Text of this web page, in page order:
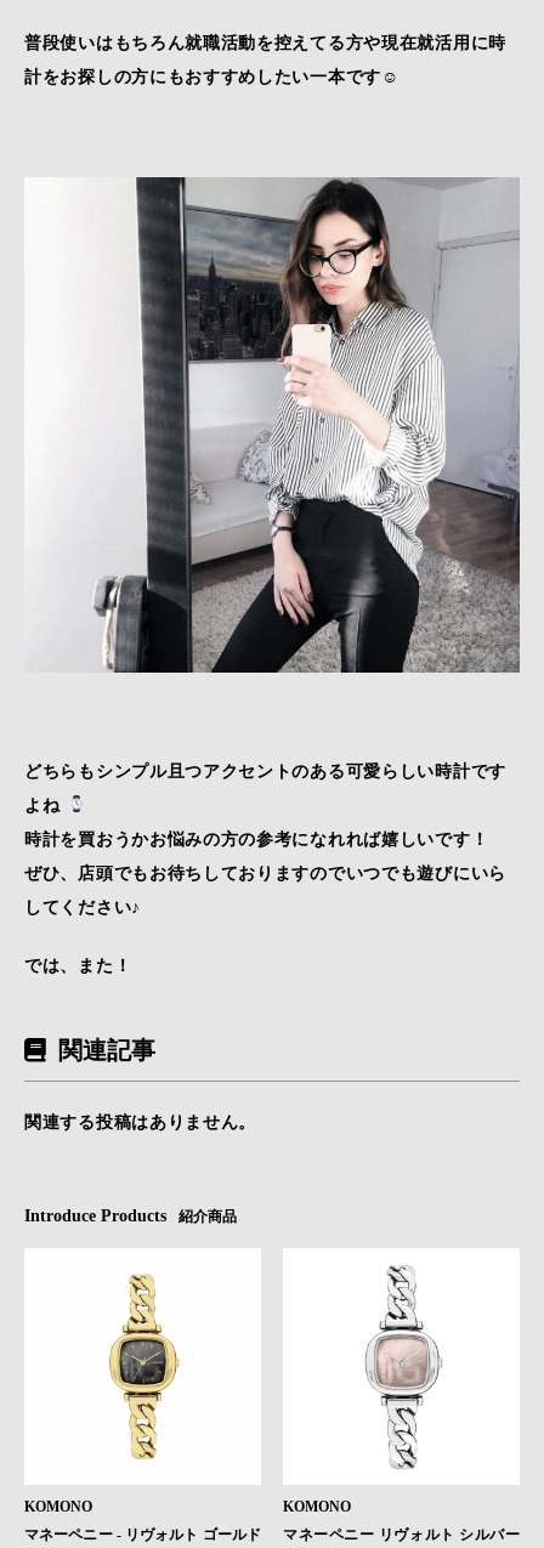
普段使いはもちろん就職活動を控えてる方や現在就活用に時
計をお探しの方にもおすすめしたい一本です☺
どちらもシンプル且つアクセントのある可愛らしい時計です
よね
時計を買おうかお悩みの方の参考になれれば嬉しいです！
ぜひ、店頭でもお待ちしておりますのでいつでも遊びにいら
してください♪
では、また！
関連記事
関連する投稿はありません。
Introduce Products 紹介商品
KOMONO
マネーペニー - リヴォルト ゴールド
KOMONO
マネーペニー リヴォルト シルバー